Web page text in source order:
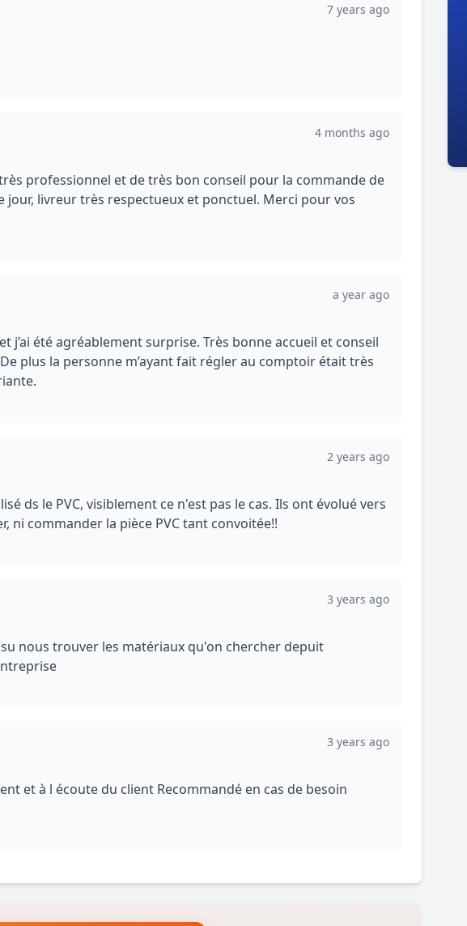
7 years ago
4 months ago
professionnel et de très bon conseil pour la commande de
jour, livreur très respectueux et ponctuel. Merci pour vos
a year ago
j’ai été agréablement surprise. Très bonne accueil et conseil
plus la personne m’ayant fait régler au comptoir était très
2 years ago
ds le PVC, visiblement ce n'est pas le cas. Ils ont évolué vers
ni commander la pièce PVC tant convoitée!!
3 years ago
nous trouver les matériaux qu'on chercher depuit
3 years ago
et à l écoute du client Recommandé en cas de besoin